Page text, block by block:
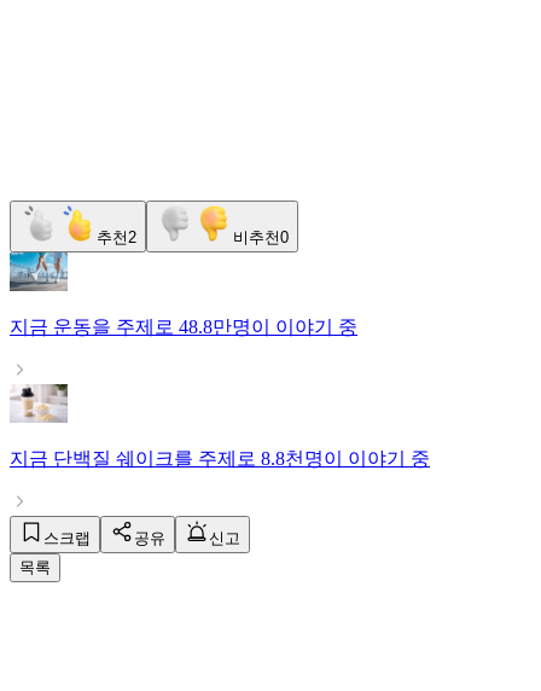
추천 2 비추천0
지금 운동을 주제로 48.8만명이 이야기 중
지금 단백질 쉐이크를 주제로 8.8천명이 이야기 중
스크랩 공유
신고
목록